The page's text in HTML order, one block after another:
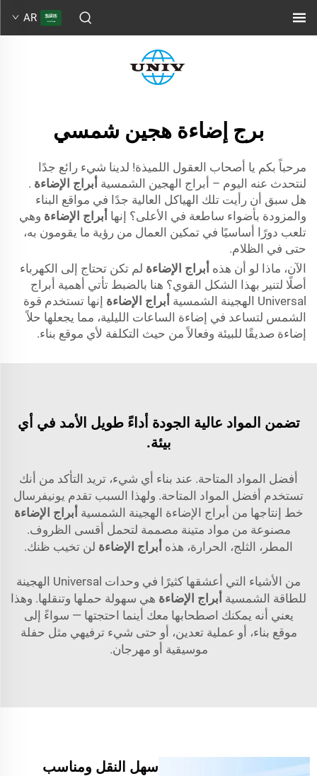
AR
برج إضاءة هجين شمسي
مرحباً بكم يا أصحاب العقول اللميذة! لدينا شيء رائع جدًا
لنتحدث عنه اليوم – أبراج الهجين الشمسية أبراج الإضاءة .
هل سبق أن رأيت تلك الهياكل العالية جدًا في مواقع البناء
والمزودة بأضواء ساطعة في الأعلى؟ إنها أبراج الإضاءة وهي
تلعب دورًا أساسيًا في تمكين العمال من رؤية ما يقومون به،
حتى في الظلام.
الآن، ماذا لو أن هذه أبراج الإضاءة لم تكن تحتاج إلى الكهرباء
أصلًا لتنير بهذا الشكل القوي؟ هنا بالضبط تأتي أهمية أبراج
Universal الهجينة الشمسية
أبراج الإضاءة إنها تستخدم قوة
الشمس لتساعد في إضاءة الساعات الليلية، مما يجعلها حلاً
إضاءة صديقًا للبيئة وفعالاً من حيث التكلفة لأي موقع بناء.
تضمن المواد عالية الجودة أداءً طويل الأمد في أي
بيئة.
أفضل المواد المتاحة. عند بناء أي شيء، تريد التأكد من أنك
تستخدم أفضل المواد المتاحة. ولهذا السبب تقدم يونيفرسال
خط إنتاجها من أبراج الإضاءة الهجينة الشمسية أبراج الإضاءة
مصنوعة من مواد متينة مصممة لتحمل أقسى الظروف.
المطر، الثلج، الحرارة، هذه أبراج الإضاءة لن تخيب ظنك.
من الأشياء التي أعشقها كثيرًا في وحدات Universal الهجينة
للطاقة الشمسية أبراج الإضاءة هي سهولة حملها وتنقلها. وهذا
يعني أنه يمكنك اصطحابها معك أينما احتجتها — سواءً إلى
موقع بناء، أو عملية تعدين، أو حتى شيء ترفيهي مثل حفلة
موسيقية أو مهرجان.
سهل النقل ومناسب